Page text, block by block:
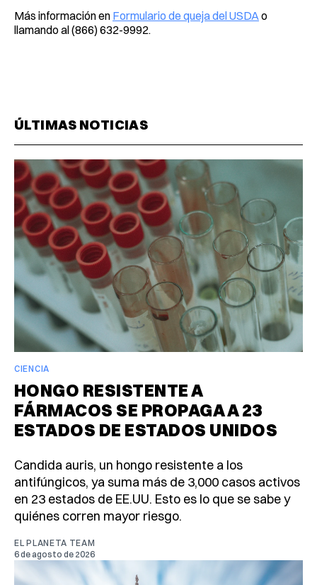
Más información en Formulario de queja del USDA o
llamando al (866) 632-9992.
ÚLTIMAS NOTICIAS
CIENCIA
HONGO RESISTENTE A
FÁRMACOS SE PROPAGA A 23
ESTADOS DE ESTADOS UNIDOS
Candida auris, un hongo resistente a los
antifúngicos, ya suma más de 3,000 casos activos
en 23 estados de EE.UU. Esto es lo que se sabe y
quiénes corren mayor riesgo.
EL PLANETA TEAM
6 de agosto de 2026